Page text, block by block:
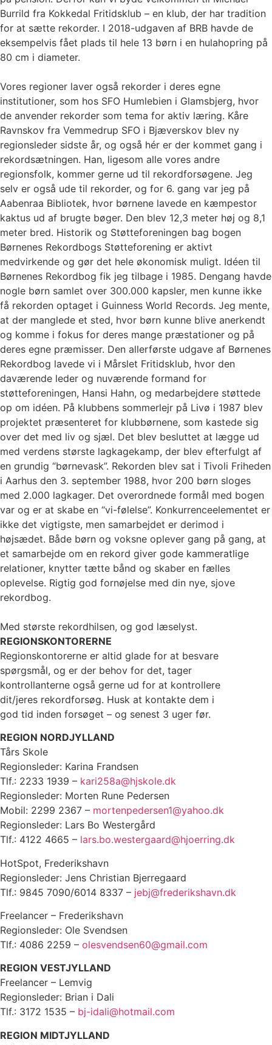
Burrild fra Kokkedal Fritidsklub – en klub, der har tradition
for at sætte rekorder. I 2018-udgaven af BRB havde de
eksempelvis fået plads til hele 13 børn i en hulahopring på
80 cm i diameter.
Vores regioner laver også rekorder i deres egne
institutioner, som hos SFO Humlebien i Glamsbjerg, hvor
de anvender rekorder som tema for aktiv læring. Kåre
Ravnskov fra Vemmedrup SFO i Bjæverskov blev ny
regionsleder sidste år, og også hér er der kommet gang i
rekordsætningen. Han, ligesom alle vores andre
regionsfolk, kommer gerne ud til rekordforsøgene. Jeg
selv er også ude til rekorder, og for 6. gang var jeg på
Aabenraa Bibliotek, hvor børnene lavede en kæmpestor
kaktus ud af brugte bøger. Den blev 12,3 meter høj og 8,1
meter bred. Historik og Støtteforeningen bag bogen
Børnenes Rekordbogs Støtteforening er aktivt
medvirkende og gør det hele økonomisk muligt. Idéen til
Børnenes Rekordbog fik jeg tilbage i 1985. Dengang havde
nogle børn samlet over 300.000 kapsler, men kunne ikke
få rekorden optaget i Guinness World Records. Jeg mente,
at der manglede et sted, hvor børn kunne blive anerkendt
og komme i fokus for deres mange præstationer og på
deres egne præmisser. Den allerførste udgave af Børnenes
Rekordbog lavede vi i Mårslet Fritidsklub, hvor den
daværende leder og nuværende formand for
støtteforeningen, Hansi Hahn, og medarbejdere støttede
op om idéen. På klubbens sommerlejr på Livø i 1987 blev
projektet præsenteret for klubbørnene, som kastede sig
over det med liv og sjæl. Det blev besluttet at lægge ud
med verdens største lagkagekamp, der blev efterfulgt af
en grundig “børnevask”. Rekorden blev sat i Tivoli Friheden
i Aarhus den 3. september 1988, hvor 200 børn sloges
med 2.000 lagkager. Det overordnede formål med bogen
var og er at skabe en “vi-følelse”. Konkurrenceelementet er
ikke det vigtigste, men samarbejdet er derimod i
højsædet. Både børn og voksne oplever gang på gang, at
et samarbejde om en rekord giver gode kammeratlige
relationer, knytter tætte bånd og skaber en fælles
oplevelse. Rigtig god fornøjelse med din nye, sjove
rekordbog.
Med største rekordhilsen, og god læselyst.
REGIONSKONTORERNE
Regionskontorerne er altid glade for at besvare
spørgsmål, og er der behov for det, tager
kontrollanterne også gerne ud for at kontrollere
dit/jeres rekordforsøg. Husk at kontakte dem i
god tid inden forsøget – og senest 3 uger før.
REGION NORDJYLLAND
Tårs Skole
Regionsleder: Karina Frandsen
Tlf.: 2233 1939 – kari258a@hjskole.dk
Regionsleder: Morten Rune Pedersen
Mobil: 2299 2367 – mortenpedersen1@yahoo.dk
Regionsleder: Lars Bo Westergård
Tlf.: 4122 4665 – lars.bo.westergaard@hjoerring.dk
HotSpot, Frederikshavn
Regionsleder: Jens Christian Bjerregaard
Tlf.: 9845 7090/6014 8337 – jebj@frederikshavn.dk
Freelancer – Frederikshavn
Regionsleder: Ole Svendsen
Tlf.: 4086 2259 – olesvendsen60@gmail.com
REGION VESTJYLLAND
Freelancer – Lemvig
Regionsleder: Brian i Dali
Tlf.: 3172 1535 – bj-idali@hotmail.com
REGION MIDTJYLLAND